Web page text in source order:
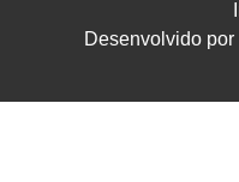
Desenvolvido por